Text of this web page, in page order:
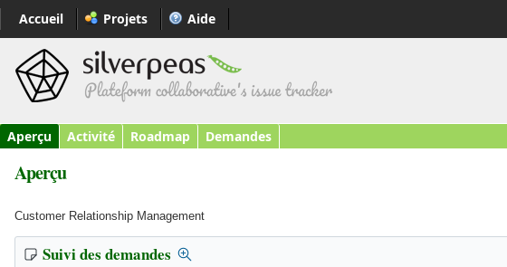
Accueil Projets Aide
Aperçu Activité Roadmap Demandes
Aperçu
Customer Relationship Management
Suivi des demandes